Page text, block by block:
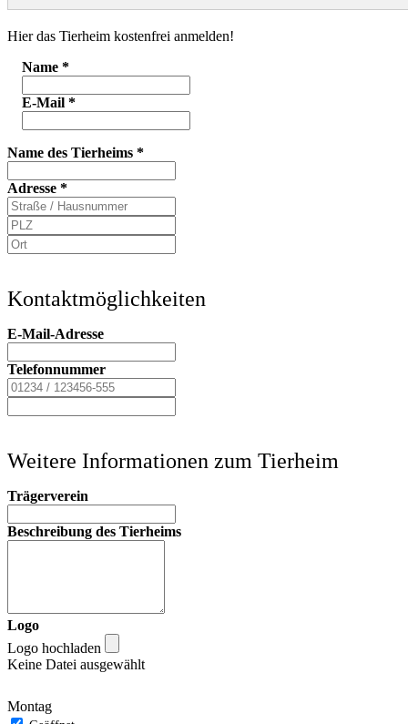
Hier das Tierheim kostenfrei anmelden!
Name *
E-Mail *
Name des Tierheims *
Adresse *
Kontaktmöglichkeiten
E-Mail-Adresse
Telefonnummer
Weitere Informationen zum Tierheim
Trägerverein
Beschreibung des Tierheims
Logo
Logo hochladen
Keine Datei ausgewählt
Montag